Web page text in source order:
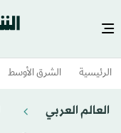
الرئيسية الشرق الأوسط​
العالم العربي